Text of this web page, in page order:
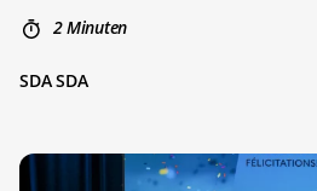
2 Minuten
SDA SDA